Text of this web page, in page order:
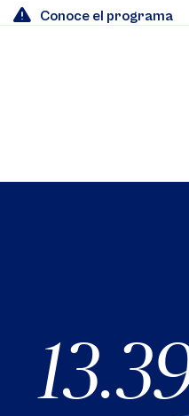
Conoce el programa